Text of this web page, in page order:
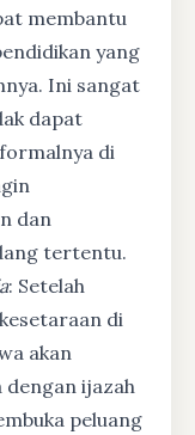
membantu
yang
Ini sangat
dapat
di
dan
tertentu.
: Setelah
di
akan
dengan ijazah
peluang